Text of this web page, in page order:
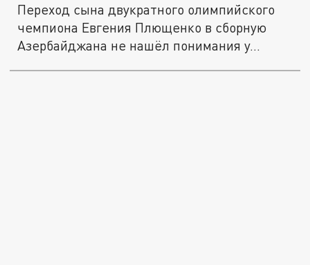
Переход сына двукратного олимпийского
чемпиона Евгения Плющенко в сборную
Азербайджана не нашёл понимания у...